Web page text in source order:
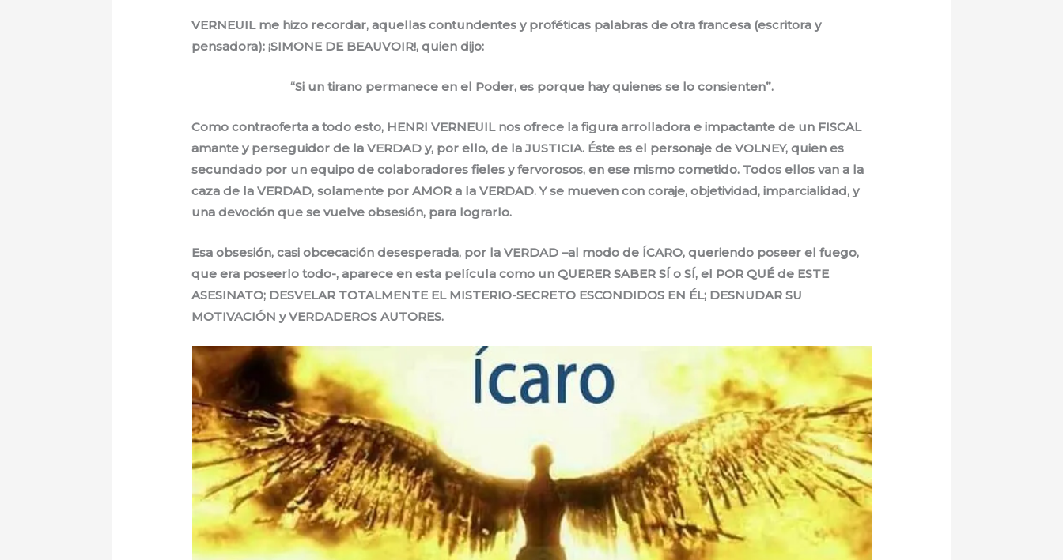
VERNEUIL me hizo recordar, aquellas contundentes y proféticas palabras de otra francesa (escritora y
pensadora): ¡SIMONE DE BEAUVOIR!, quien dijo:
“Si un tirano permanece en el Poder, es porque hay quienes se lo consienten”.
Como contraoferta a todo esto, HENRI VERNEUIL nos ofrece la figura arrolladora e impactante de un FISCAL
amante y perseguidor de la VERDAD y, por ello, de la JUSTICIA. Éste es el personaje de VOLNEY, quien es
secundado por un equipo de colaboradores fieles y fervorosos, en ese mismo cometido. Todos ellos van a la
caza de la VERDAD, solamente por AMOR a la VERDAD. Y se mueven con coraje, objetividad, imparcialidad, y
una devoción que se vuelve obsesión, para lograrlo.
Esa obsesión, casi obcecación desesperada, por la VERDAD –al modo de ÍCARO, queriendo poseer el fuego,
que era poseerlo todo-, aparece en esta película como un QUERER SABER SÍ o SÍ, el POR QUÉ de ESTE
ASESINATO; DESVELAR TOTALMENTE EL MISTERIO-SECRETO ESCONDIDOS EN ÉL; DESNUDAR SU
MOTIVACIÓN y VERDADEROS AUTORES.